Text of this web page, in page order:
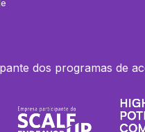
dos programas de